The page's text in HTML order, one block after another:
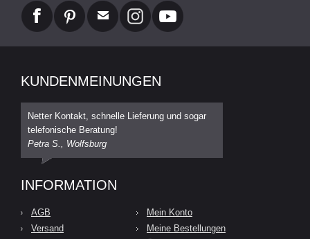
KUNDENMEINUNGEN
Netter Kontakt, schnelle Lieferung und sogar
telefonische Beratung!
Petra S., Wolfsburg
INFORMATION
AGB
Versand
Mein Konto
Meine Bestellungen